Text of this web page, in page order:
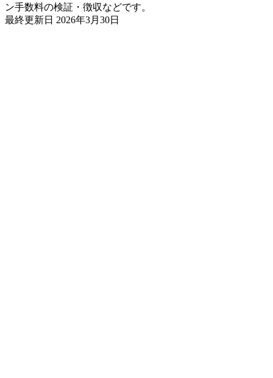
ン手数料の検証・徴収などです。
最終更新日 2026年3月30日